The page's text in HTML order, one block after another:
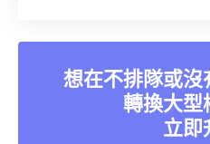
想在不排隊或沒
轉換大型
立即